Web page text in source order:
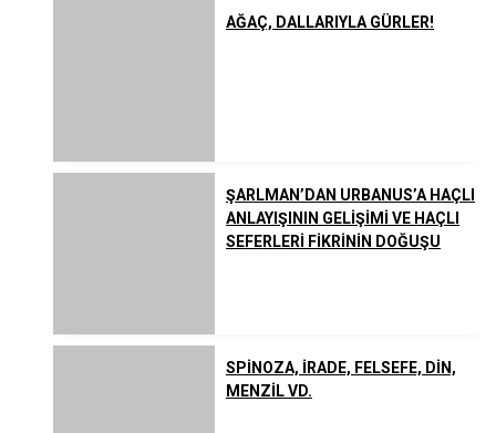
AĞAÇ, DALLARIYLA GÜRLER!
ŞARLMAN’DAN URBANUS’A HAÇLI
ANLAYIŞININ GELİŞİMİ VE HAÇLI
SEFERLERİ FİKRİNİN DOĞUŞU
SPİNOZA, İRADE, FELSEFE, DİN,
MENZİL VD.